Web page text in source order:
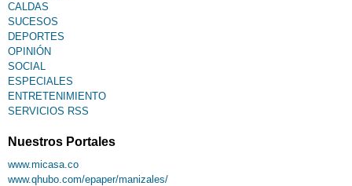
CALDAS
SUCESOS
DEPORTES
OPINIÓN
SOCIAL
ESPECIALES
ENTRETENIMIENTO
SERVICIOS RSS
Nuestros Portales
www.micasa.co
www.qhubo.com/epaper/manizales/